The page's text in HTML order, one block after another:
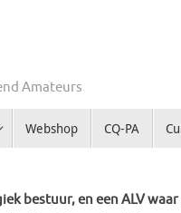
Amateurs
Webshop CQ-PA
bestuur, en een ALV